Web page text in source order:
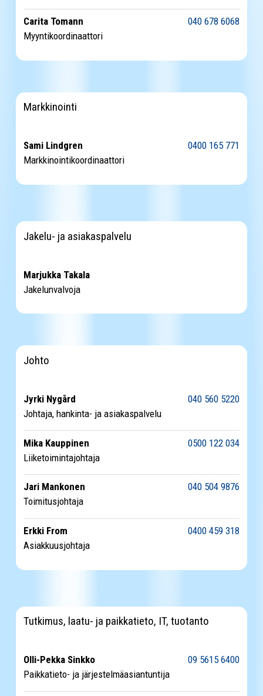
Carita Tomann
Myyntikoordinaattori
040 678 6068
Markkinointi
Sami Lindgren
Markkinointikoordinaattori
0400 165 771
Jakelu- ja asiakaspalvelu
Marjukka Takala
Jakelunvalvoja
Johto
Jyrki Nygård
Johtaja, hankinta- ja asiakaspalvelu
040 560 5220
Mika Kauppinen
Liiketoimintajohtaja
0500 122 034
Jari Mankonen
Toimitusjohtaja
040 504 9876
Erkki From
Asiakkuusjohtaja
0400 459 318
Tutkimus, laatu- ja paikkatieto, IT, tuotanto
Olli-Pekka Sinkko
Paikkatieto- ja järjestelmäasiantuntija
09 5615 6400